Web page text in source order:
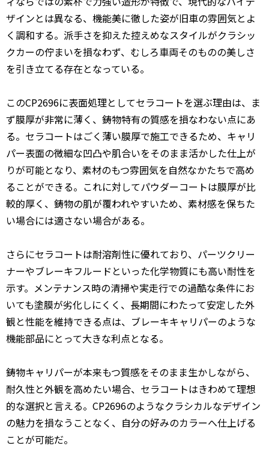
ザインとは異なる、機能美に徹した姿が旧車の雰囲気とよ
く調和する。派手さを抑えた控えめなスタイルがクラシッ
クカーの佇まいを損なわず、むしろ車両そのものの美しさ
を引き立てる存在となっている。
このCP2696に表面処理としてセラコートを選ぶ理由は、ま
ず膜厚が非常に薄く、鋳物特有の質感を損なわない点にあ
る。セラコートはごく薄い膜厚で施工できるため、キャリ
パー表面の微細な凹凸や肌合いをそのまま活かした仕上が
りが可能となり、素材のもつ雰囲気を自然なかたちで高め
ることができる。これに対してパウダーコートは膜厚が比
較的厚く、鋳物の肌が覆われやすいため、素材感を保ちた
い場合には適さない場合がある。
さらにセラコートは耐溶剤性に優れており、パーツクリー
ナーやブレーキフルードといった化学物質にも高い耐性を
示す。メンテナンス時の清掃や実走行での過酷な条件にお
いても塗膜が劣化しにくく、長期間にわたって安定した外
観と性能を維持できる点は、ブレーキキャリパーのような
機能部品にとって大きな利点となる。
鋳物キャリパーが本来もつ質感をそのまま生かしながら、
耐久性と外観を高めたい場合、セラコートはきわめて理想
的な選択と言える。CP2696のようなクラシカルなデザイン
の魅力を損なうことなく、自分の好みのカラーへ仕上げる
ことが可能だ。